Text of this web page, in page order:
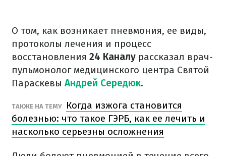
О том, как возникает пневмония, ее виды,
протоколы лечения и процесс
восстановления 24 Каналу рассказал врач-
пульмонолог медицинского центра Святой
Параскевы Андрей Середюк.
ТАКЖЕ НА ТЕМУ
Когда изжога становится
болезнью: что такое ГЭРБ, как ее лечить и
насколько серьезны осложнения